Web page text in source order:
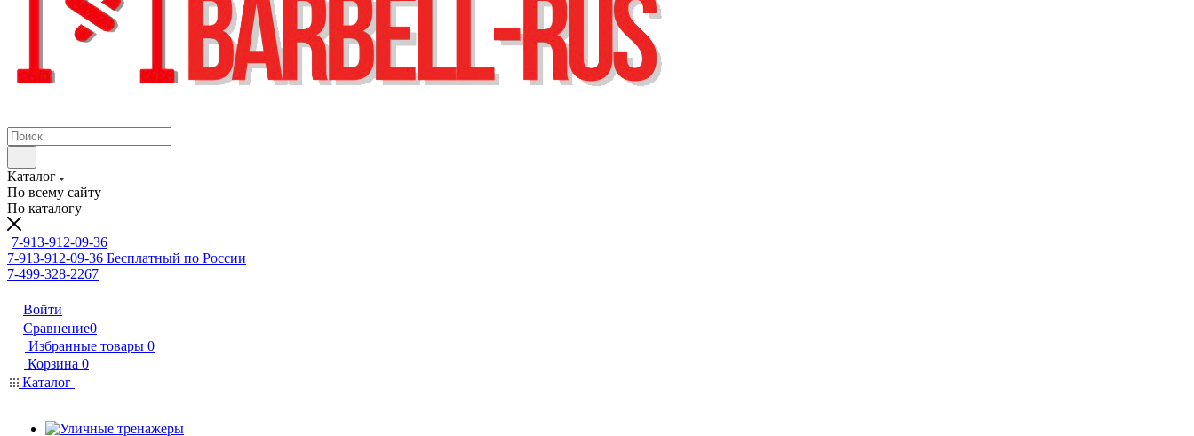
Каталог
По всему сайту
По каталогу
7-913-912-09-36
7-913-912-09-36 Бесплатный по России
7-499-328-2267
Войти
Сравнение0
Избранные товары 0
Корзина 0
Каталог